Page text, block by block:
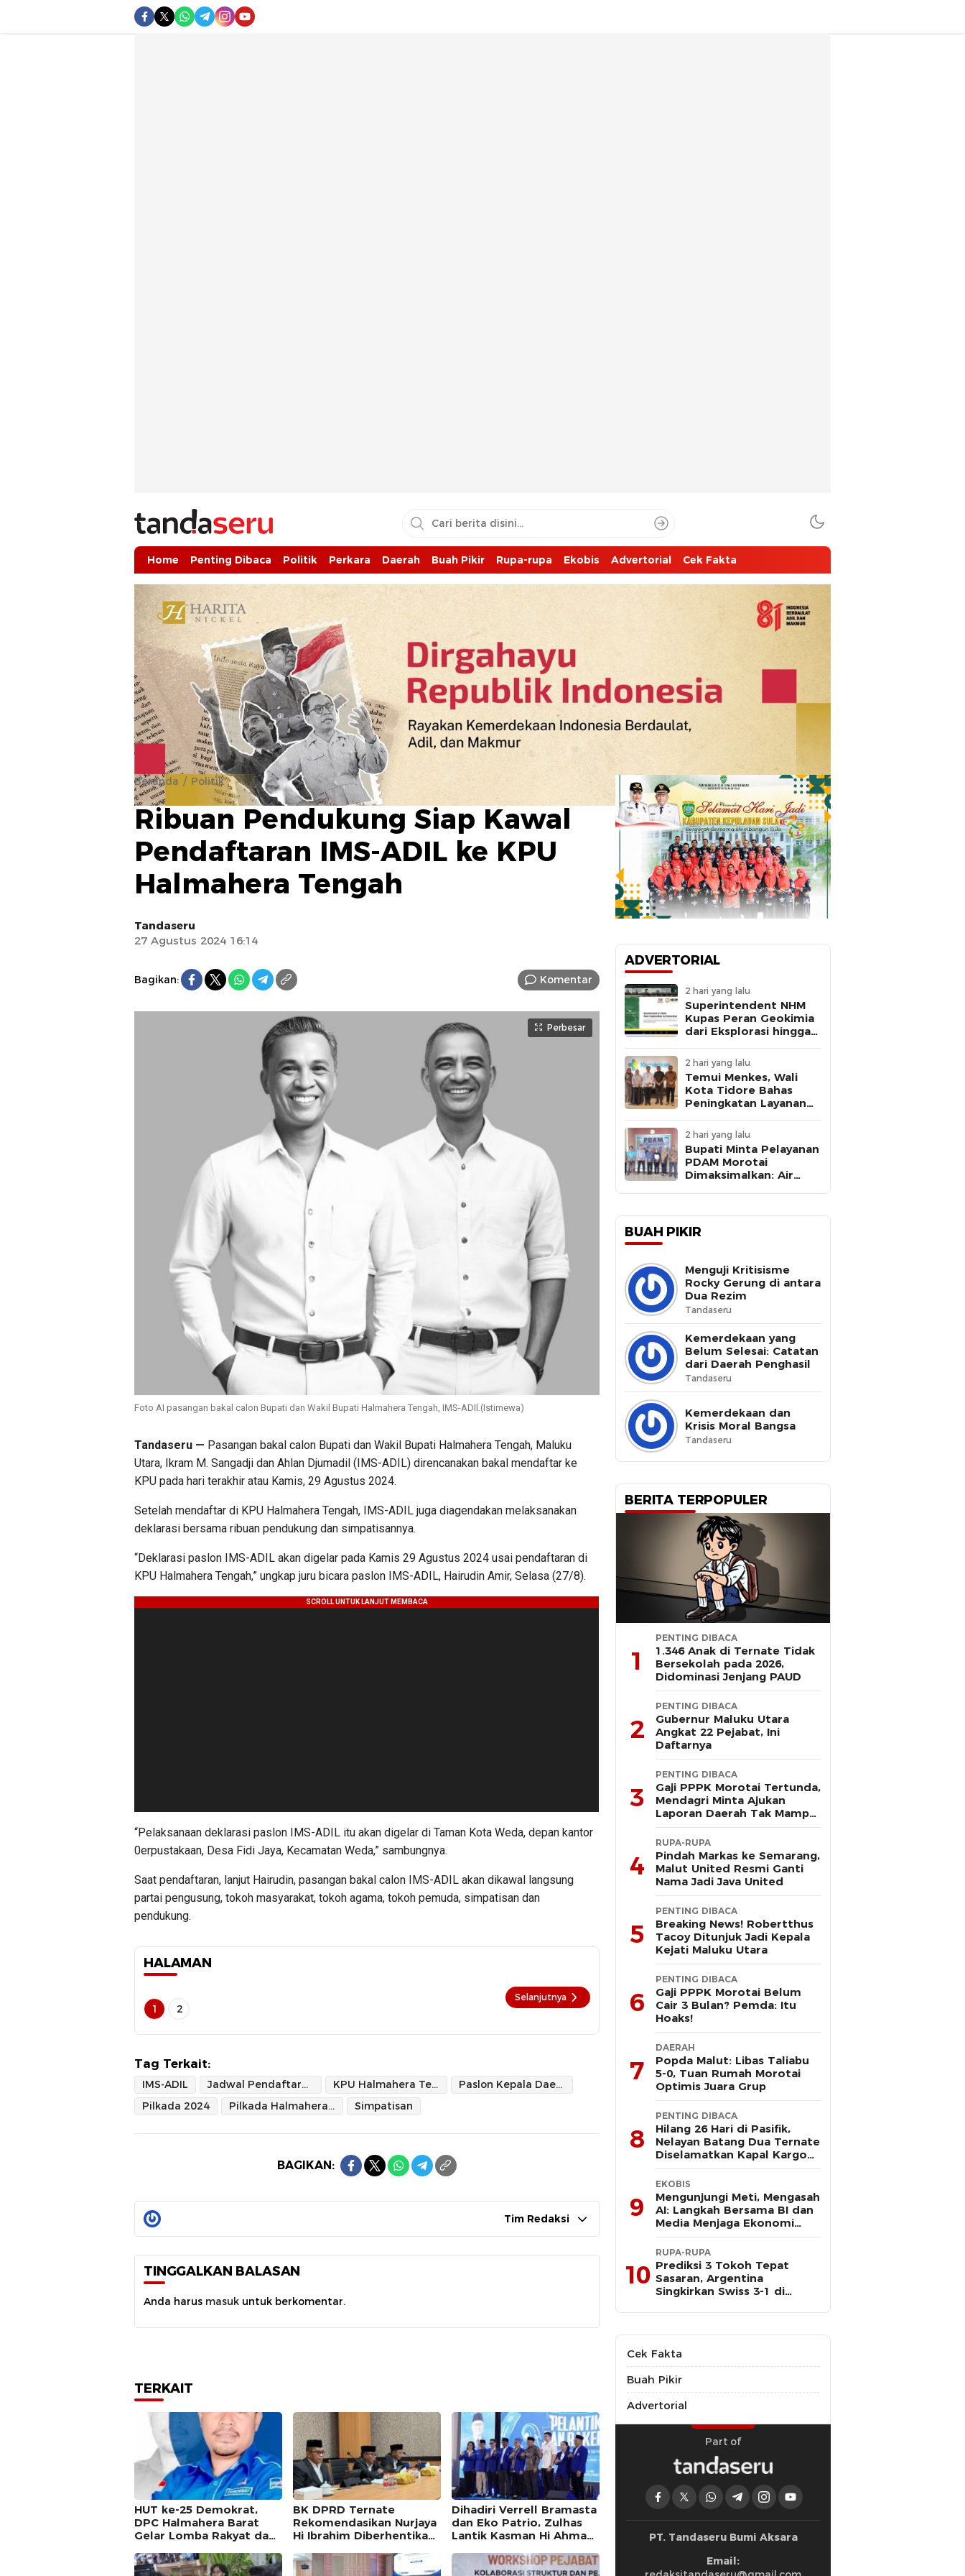
tandaseru.com | Penting Dibaca
tandaseru.com
Home Penting Dibaca Politik Perkara Daerah Buah Pikir Rupa-rupa Ekobis Advertorial Cek Fakta
Beranda Politik
Ribuan Pendukung Siap Kawal
Pendaftaran IMS-ADIL ke KPU
Halmahera Tengah
Tandaseru
27 Agustus 2024 16:14
Bagikan: Komentar
Perbesar
Foto AI pasangan bakal calon Bupati dan Wakil Bupati Halmahera Tengah, IMS-ADIl.(Istimewa)
Tandaseru — Pasangan bakal calon Bupati dan Wakil Bupati Halmahera Tengah, Maluku
Utara, Ikram M. Sangadji dan Ahlan Djumadil (IMS-ADIL) direncanakan bakal mendaftar ke
KPU pada hari terakhir atau Kamis, 29 Agustus 2024.
Setelah mendaftar di KPU Halmahera Tengah, IMS-ADIL juga diagendakan melaksanakan
deklarasi bersama ribuan pendukung dan simpatisannya.
“Deklarasi paslon IMS-ADIL akan digelar pada Kamis 29 Agustus 2024 usai pendaftaran di
KPU Halmahera Tengah,” ungkap juru bicara paslon IMS-ADIL, Hairudin Amir, Selasa (27/8).
“Pelaksanaan deklarasi paslon IMS-ADIL itu akan digelar di Taman Kota Weda, depan kantor
0erpustakaan, Desa Fidi Jaya, Kecamatan Weda,” sambungnya.
Saat pendaftaran, lanjut Hairudin, pasangan bakal calon IMS-ADIL akan dikawal langsung
partai pengusung, tokoh masyarakat, tokoh agama, tokoh pemuda, simpatisan dan
pendukung.
HALAMAN
1 2
Selanjutnya
Tag Terkait:
IMS-ADIL Jadwal Pendaftaran Bakal Calon Kepala Daerah KPU Halmahera Tengah
Paslon Kepala Daerah
Pilkada 2024
Pilkada Halmahera Tengah Simpatisan
BAGIKAN:
Tim Redaksi
TINGGALKAN BALASAN
Anda harus masuk untuk berkomentar.
TERKAIT
HUT ke-25 Demokrat,
DPC Halmahera Barat
Gelar Lomba Rakyat dan
BK DPRD Ternate
Rekomendasikan Nurjaya
Hi Ibrahim Diberhentikan
Dihadiri Verrell Bramasta
dan Eko Patrio, Zulhas
Lantik Kasman Hi Ahmad
ADVERTORIAL
2 hari yang lalu
Superintendent NHM
Kupas Peran Geokimia
dari Eksplorasi hingga
Webinar MGEI-SC UNG
2 hari yang lalu
Temui Menkes, Wali
Kota Tidore Bahas
Peningkatan Layanan
2 hari yang lalu
Bupati Minta Pelayanan
PDAM Morotai
Dimaksimalkan: Air
BUAH PIKIR
Menguji Kritisisme
Rocky Gerung di antara
Dua Rezim
Tandaseru
Kemerdekaan yang
Belum Selesai: Catatan
dari Daerah Penghasil
Tandaseru
Kemerdekaan dan
Krisis Moral Bangsa
Tandaseru
BERITA TERPOPULER
1
PENTING DIBACA
1.346 Anak di Ternate Tidak
Bersekolah pada 2026,
Didominasi Jenjang PAUD
2
PENTING DIBACA
Gubernur Maluku Utara
Angkat 22 Pejabat, Ini
Daftarnya
3
PENTING DIBACA
Gaji PPPK Morotai Tertunda,
Mendagri Minta Ajukan
Laporan Daerah Tak Mampu
Bayar Pegawai
4
RUPA-RUPA
Pindah Markas ke Semarang,
Malut United Resmi Ganti
Nama Jadi Java United
5
PENTING DIBACA
Breaking News! Robertthus
Tacoy Ditunjuk Jadi Kepala
Kejati Maluku Utara
6
PENTING DIBACA
Gaji PPPK Morotai Belum
Cair 3 Bulan? Pemda: Itu
Hoaks!
7
DAERAH
Popda Malut: Libas Taliabu
5-0, Tuan Rumah Morotai
Optimis Juara Grup
8
PENTING DIBACA
Hilang 26 Hari di Pasifik,
Nelayan Batang Dua Ternate
Diselamatkan Kapal Kargo
Prancis
9
EKOBIS
Mengunjungi Meti, Mengasah
AI: Langkah Bersama BI dan
Media Menjaga Ekonomi
Maluku Utara
10
RUPA-RUPA
Prediksi 3 Tokoh Tepat
Sasaran, Argentina
Singkirkan Swiss 3-1 di
Cek Fakta
Buah Pikir
Advertorial
Part of
PT. Tandaseru Bumi Aksara
Email: